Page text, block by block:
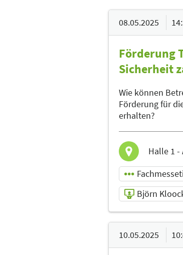
08.05.2025
Förderung
Sicherheit
Wie können
Förderung für
erhalten?
Halle 1
Björn
15:30
10.05.2025